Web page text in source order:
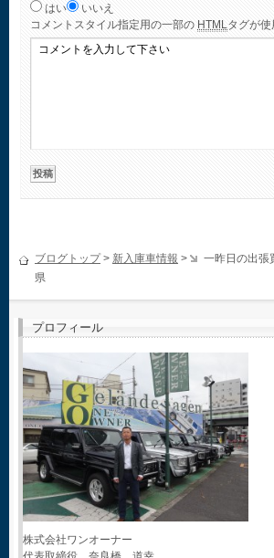
はい
いいえ
コメント スタイル指定用の一部の HTMLタグが使
ブログトップ> 新入庫車情報 >
一昨日の出
県
プロフィール
株式会社ワンオーナー